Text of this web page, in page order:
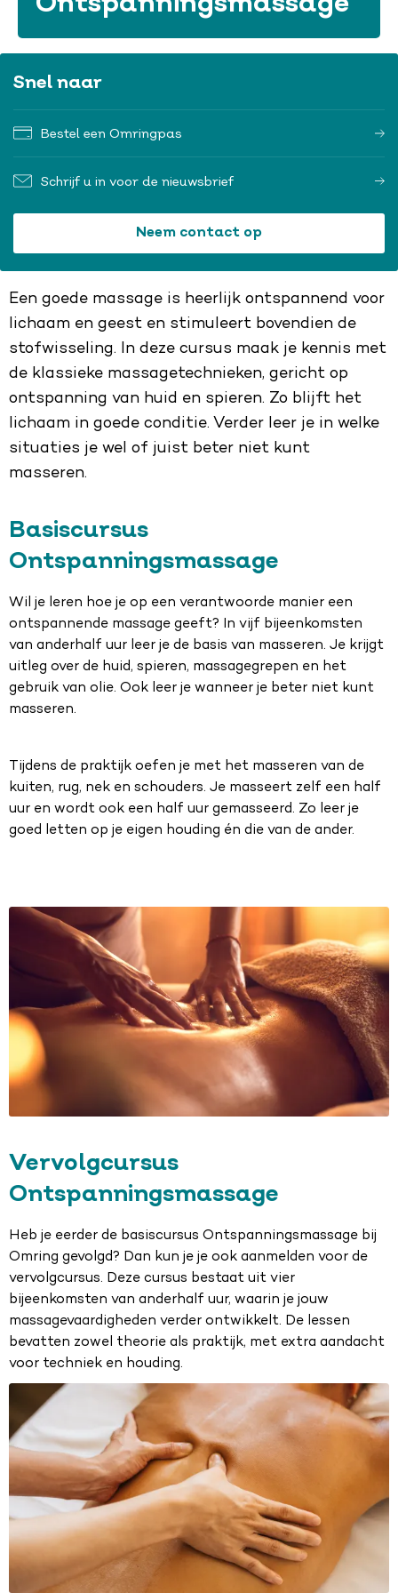
Snel naar
Bestel een Omringpas
Schrijf u in voor de nieuwsbrief
Neem contact op
Een goede massage is heerlijk ontspannend voor
lichaam en geest en stimuleert bovendien de
stofwisseling. In deze cursus maak je kennis met
de klassieke massagetechnieken, gericht op
ontspanning van huid en spieren. Zo blijft het
lichaam in goede conditie. Verder leer je in welke
situaties je wel of juist beter niet kunt
masseren.
Basiscursus
Ontspanningsmassage
Wil je leren hoe je op een verantwoorde manier een
ontspannende massage geeft? In vijf bijeenkomsten
van anderhalf uur leer je de basis van masseren. Je krijgt
uitleg over de huid, spieren, massagegrepen en het
gebruik van olie. Ook leer je wanneer je beter niet kunt
masseren.
Tijdens de praktijk oefen je met het masseren van de
kuiten, rug, nek en schouders. Je masseert zelf een half
uur en wordt ook een half uur gemasseerd. Zo leer je
goed letten op je eigen houding én die van de ander.
Vervolgcursus
Ontspanningsmassage
Heb je eerder de basiscursus Ontspanningsmassage bij
Omring gevolgd? Dan kun je je ook aanmelden voor de
vervolgcursus. Deze cursus bestaat uit vier
bijeenkomsten van anderhalf uur, waarin je jouw
massagevaardigheden verder ontwikkelt. De lessen
bevatten zowel theorie als praktijk, met extra aandacht
voor techniek en houding.